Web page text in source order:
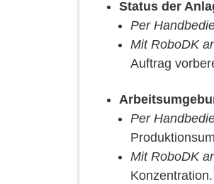
Status der
Per
Mit RoboDK
Auftrag
Per
Mit RoboDK
Konzentration.